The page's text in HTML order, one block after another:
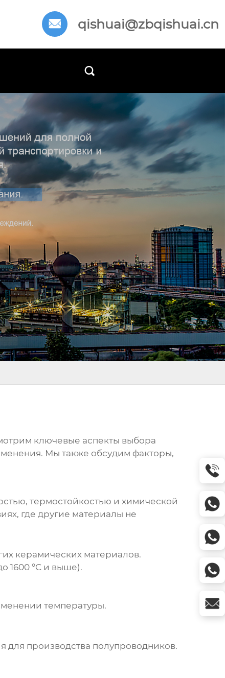
 qishuai@zbqishuai.cn

ключевые аспекты выбора
Мы также обсудим факторы,
термостойкостью и химической
где другие материалы не
керамических материалов.
1600 °C и выше).
температуры.
производства полупроводников.